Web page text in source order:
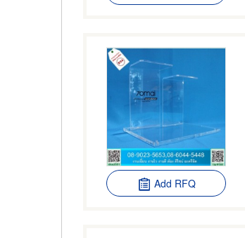
Add RFQ